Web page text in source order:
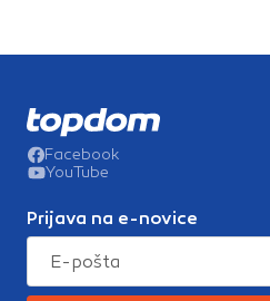
Facebook
YouTube
Prijava na e-novice